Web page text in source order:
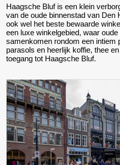
Haagsche Bluf is een klein
van de oude binnenstad van Den
ook wel het beste bewaarde
een luxe winkelgebied, waar
samenkomen rondom een intiem
parasols en heerlijk koffie, thee
toegang tot Haagsche Bluf.